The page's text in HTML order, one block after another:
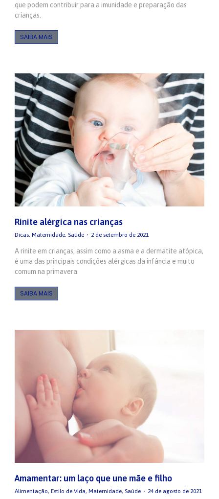
que podem contribuir para a imunidade e preparação das
crianças.
SAIBA MAIS
Rinite alérgica nas crianças
Dicas, Maternidade, Saúde 2 de setembro de 2021
A rinite em crianças, assim como a asma e a dermatite atópica,
é uma das principais condições alérgicas da infância e muito
comum na primavera.
SAIBA MAIS
Amamentar: um laço que une mãe e filho
Alimentação, Estilo de Vida, Maternidade, Saúde 24 de agosto de 2021